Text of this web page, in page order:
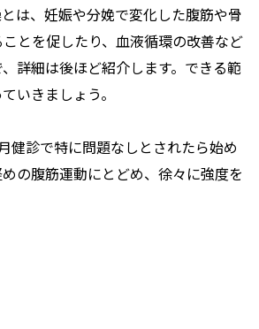
は、妊娠や分娩で変化した腹筋や骨
とを促したり、血液循環の改善など
詳細は後ほど紹介します。できる範
いきましょう。
健診で特に問題なしとされたら始め
の腹筋運動にとどめ、徐々に強度を